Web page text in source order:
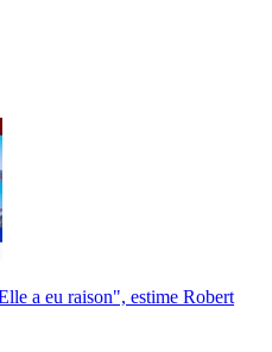
a eu raison", estime Robert